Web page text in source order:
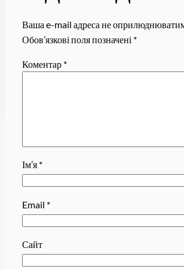
Ваша e-mail адреса не
Обов’язкові поля позначені *
Коментар *
Ім’я *
Email *
Сайт